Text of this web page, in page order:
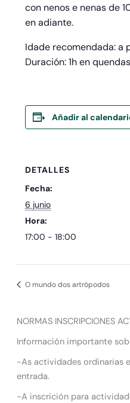
con nenos e nenas de
en adiante.
Idade recomendada: a
Duración: 1h en
Añadir al
DETALLES
Fecha:
6 junio
Hora:
17:00 - 18:00
O mundo dos artrópodos
NORMAS INSCRIPCIONES
Información importante
-As actividades ordinarias
entrada.
-A inscrición para